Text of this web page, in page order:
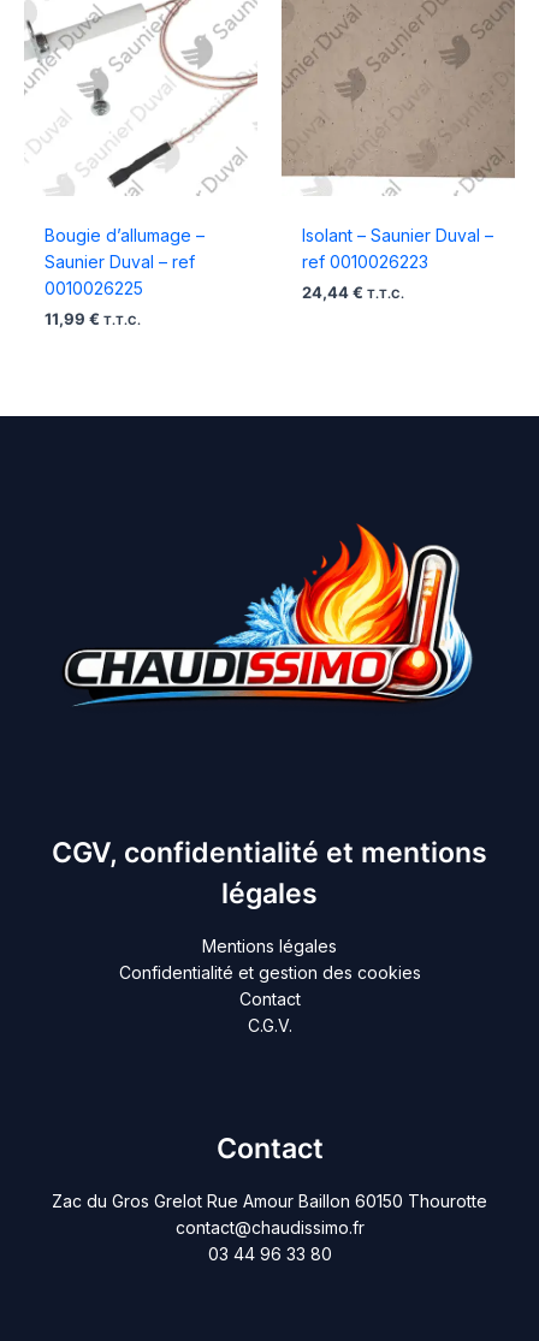
Bougie d’allumage –
Saunier Duval – ref
0010026225
11,99 € T.T.C.
Isolant – Saunier Duval –
ref 0010026223
24,44 € T.T.C.
CGV, confidentialité et mentions
légales
Mentions légales
Confidentialité et gestion des cookies
Contact
C.G.V.
Contact
Zac du Gros Grelot Rue Amour Baillon 60150 Thourotte
contact@chaudissimo.fr
03 44 96 33 80